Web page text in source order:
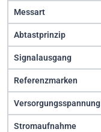
Messart
Abtastprinzip
Signalausgang
Referenzmarken
Versorgungsspannung
Stromaufnahme